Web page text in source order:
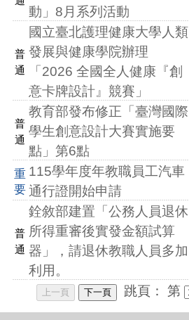
動」8月系列活動
普
通
國立臺北護理健康大學人類
發展與健康學院辦理
「2026 全國全人健康『創
意卡牌設計』競賽」
普
通
教育部發布修正「臺灣國際
學生創意設計大賽實施要
點」第6點
重
要
115學年度年教職員工汽車
通行證開始申請
普
通
銓敘部建置「公務人員退休
所得重審後實發金額試算
器」，請退休教職人員多加
利用。
跳頁： 第